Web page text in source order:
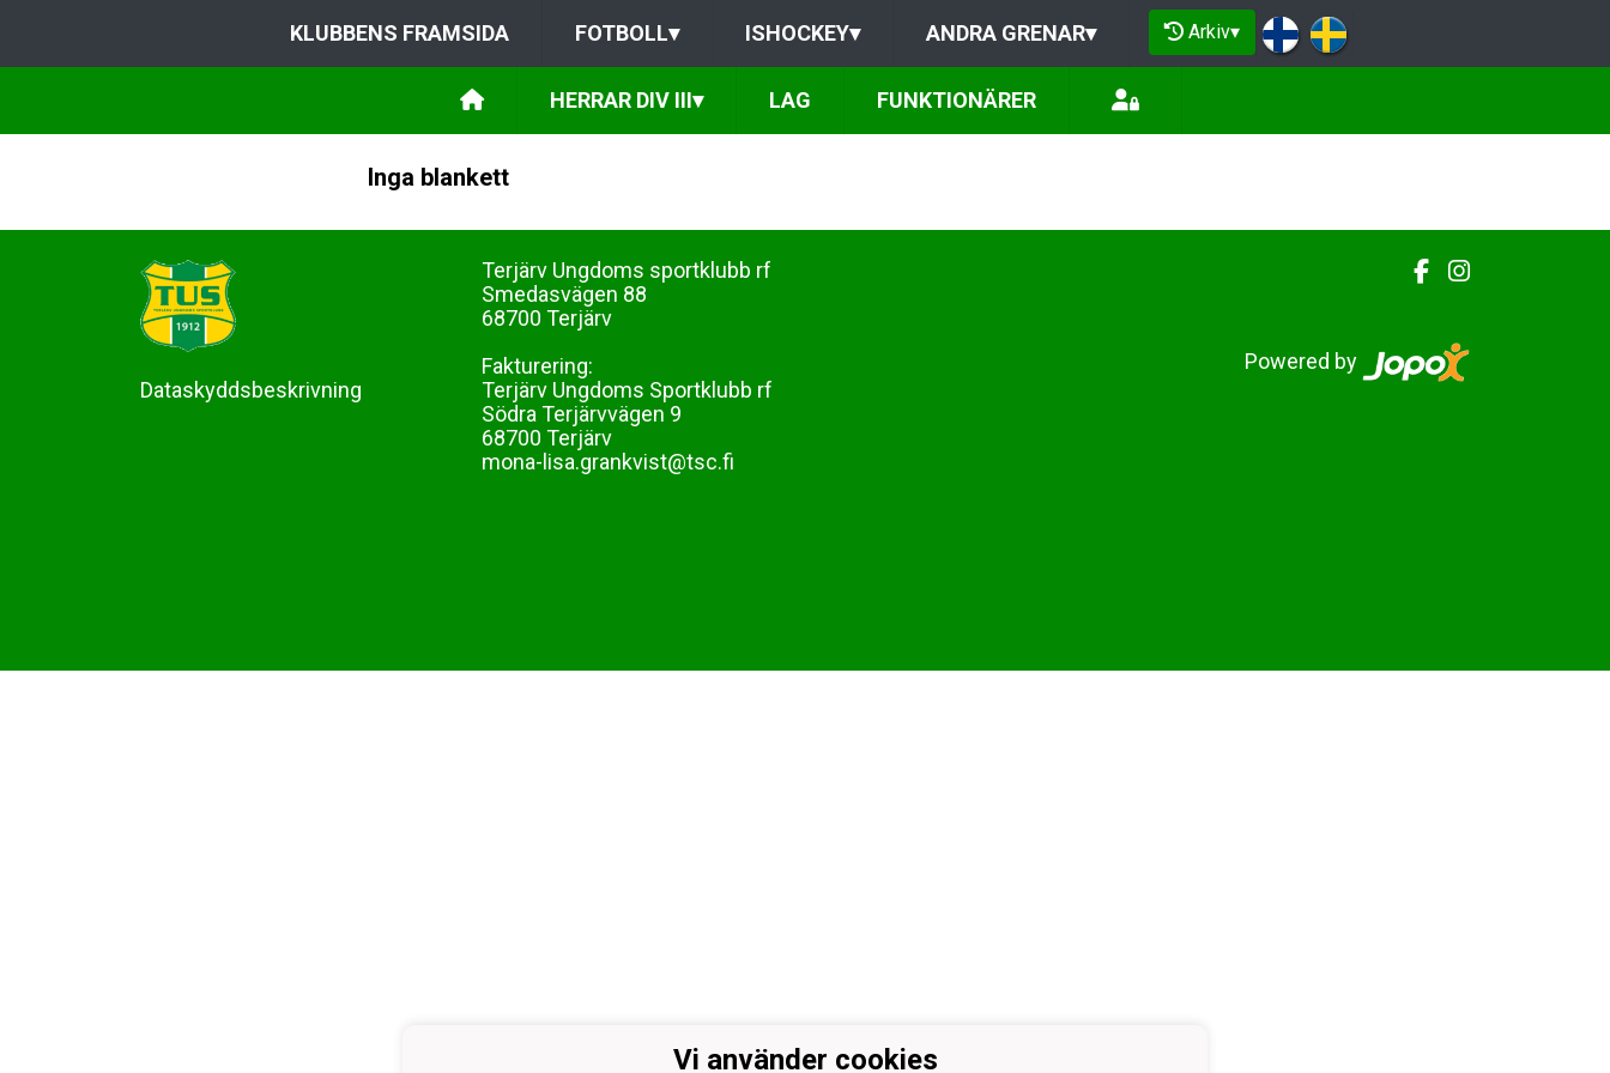
KLUBBENS FRAMSIDA FOTBOLL▾ ISHOCKEY▾ ANDRA GRENAR▾ Arkiv▾
HERRAR DIV III▾ LAG FUNKTIONÄRER
Inga blankett
Dataskyddsbeskrivning
Terjärv Ungdoms sportklubb rf
Smedasvägen 88
68700 Terjärv
Fakturering:
Terjärv Ungdoms Sportklubb rf
Södra Terjärvvägen 9
68700 Terjärv
mona-lisa.grankvist@tsc.fi
Powered by
Vi använder cookies